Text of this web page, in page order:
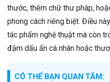
thước, thêm chữ thư pháp,
phong cách riêng biệt. Điều
tác phẩm nghệ thuật mà còn
đậm dấu ấn cá nhân hoặc
CÓ THỂ BẠN QUAN TÂM: